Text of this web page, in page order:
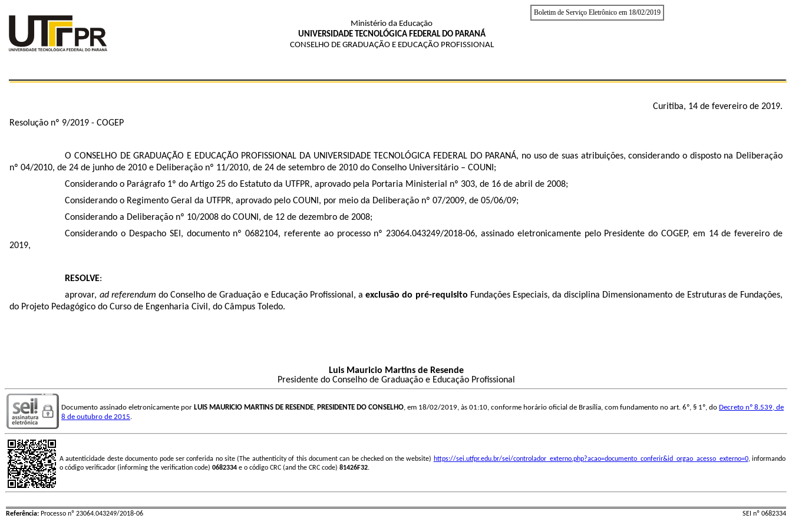
Boletim de Serviço Eletrônico em 18/02/2019
Ministério da Educação
UNIVERSIDADE TECNOLÓGICA FEDERAL DO PARANÁ
CONSELHO DE GRADUAÇÃO E EDUCAÇÃO PROFISSIONAL
Curitiba, 14 de fevereiro de 2019.
Resolução nº 9/2019 - COGEP
O CONSELHO DE GRADUAÇÃO E EDUCAÇÃO PROFISSIONAL DA UNIVERSIDADE TECNOLÓGICA FEDERAL DO PARANÁ, no uso de suas atribuições, considerando o disposto na Deliberação
nº 04/2010, de 24 de junho de 2010 e Deliberação nº 11/2010, de 24 de setembro de 2010 do Conselho Universitário – COUNI;
Considerando o Parágrafo 1º do Artigo 25 do Estatuto da UTFPR, aprovado pela Portaria Ministerial nº 303, de 16 de abril de 2008;
Considerando o Regimento Geral da UTFPR, aprovado pelo COUNI, por meio da Deliberação nº 07/2009, de 05/06/09;
Considerando a Deliberação nº 10/2008 do COUNI, de 12 de dezembro de 2008;
Considerando o Despacho SEI, documento nº0682104, referente ao processo nº 23064.043249/2018-06, assinado eletronicamente pelo Presidente do COGEP, em 14 de fevereiro de
2019,
RESOLVE:
aprovar, ad referendum do Conselho de Graduação e Educação Profissional, aexclusão do pré-requisito Fundações Especiais, da disciplina Dimensionamento de Estruturas de Fundações,
do Projeto Pedagógico do Curso de Engenharia Civil, do Câmpus Toledo.
Luis Mauricio Martins de Resende
Presidente do Conselho de Graduação e Educação Profissional
Documento assinado eletronicamente por LUIS MAURICIO MARTINS DE RESENDE, PRESIDENTE DO CONSELHO, em 18/02/2019, às 01:10, conforme horário oficial de Brasília, com fundamento no art. 6º, § 1º, do Decreto nº 8.539, de
8 de outubro de 2015.
A autenticidade deste documento pode ser conferida no site (The authenticity of this document can be checked on the website) https://sei.utfpr.edu.br/sei/controlador_externo.php?acao=documento_conferir&id_orgao_acesso_externo=0, informando
o código verificador (informing the verification code) 0682334 e o código CRC (and the CRC code) 81426F32.
Referência: Processo nº 23064.043249/2018-06 SEI nº 0682334